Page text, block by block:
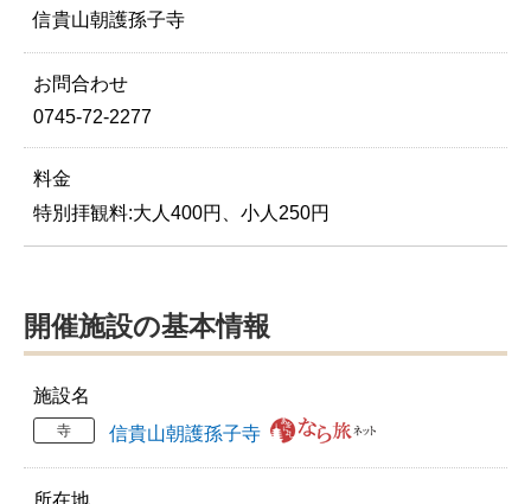
信貴山朝護孫子寺
お問合わせ
0745-72-2277
料金
特別拝観料:大人400円、小人250円
開催施設の基本情報
施設名
寺 信貴山朝護孫子寺
所在地